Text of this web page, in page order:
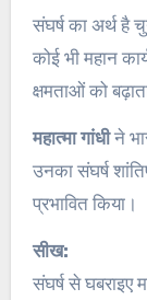
संघर्ष का अर्थ है
कोई भी महान
क्षमताओं को
महात्मा गांधीने
उनका संघर्ष
प्रभावित किया।
सीख:
संघर्ष से